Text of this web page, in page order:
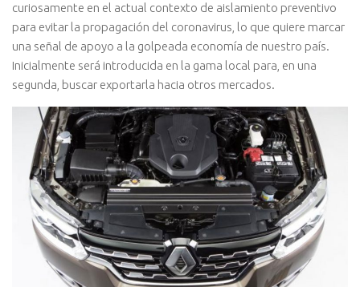
curiosamente en el actual contexto de aislamiento preventivo
para evitar la propagación del coronavirus, lo que quiere marcar
una señal de apoyo a la golpeada economía de nuestro país.
Inicialmente será introducida en la gama local para, en una
segunda, buscar exportarla hacia otros mercados.